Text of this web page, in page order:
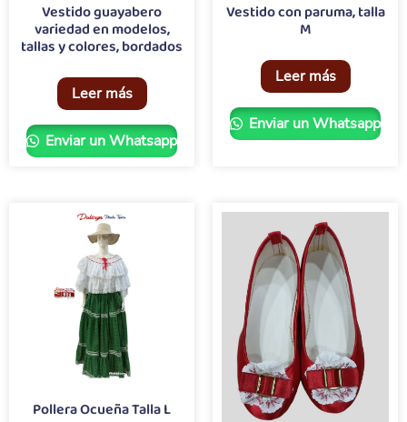
Vestido guayabero
variedad en modelos,
tallas y colores, bordados
Leer más
Enviar un Whatsapp
Vestido con paruma, talla
M
Leer más
Enviar un Whatsapp
Pollera Ocueña Talla L